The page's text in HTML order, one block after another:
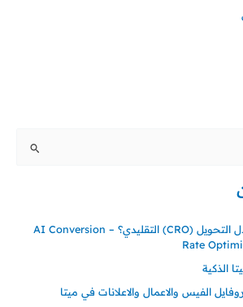
لماذا يفشل تحسين معدل التحويل (CRO) التقليدي؟ – AI Conversion
Rate
الذكية
الفيس والاعمال والاعلانات في ميتا